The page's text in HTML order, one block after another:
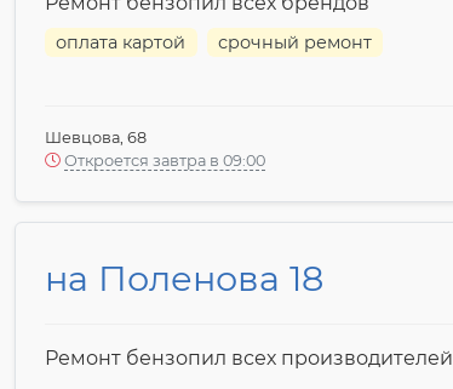
оплата картой срочный ремонт
Шевцова, 68
Откроется завтра в 09:00
на Поленова 18
Ремонт бензопил всех производителей